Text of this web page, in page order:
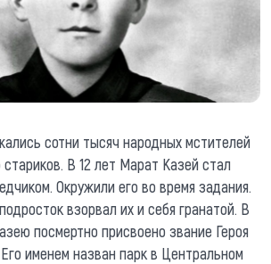
сотни тысяч народных мстителей
В 12 лет Марат Казей стал
Окружили его во время задания.
взорвал их и себя гранатой. В
посмертно присвоено звание Героя
именем назван парк в Центральном